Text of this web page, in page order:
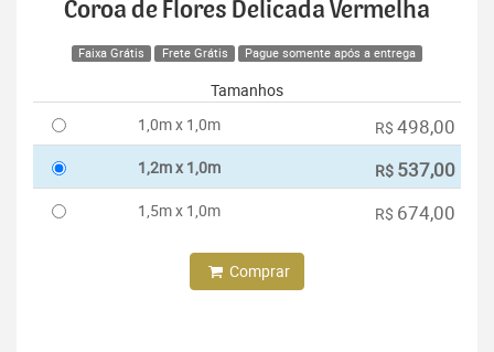
Coroa de Flores Delicada Vermelha
Faixa Grátis Frete Grátis Pague somente após a entrega
Tamanhos
1,0m x 1,0m
R$ 498,00
1,2m x 1,0m R$ 537,00
1,5m x 1,0m R$ 674,00
Comprar